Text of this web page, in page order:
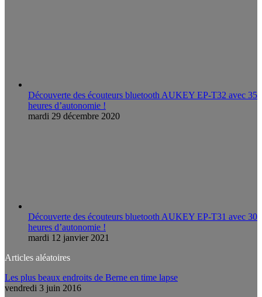
Découverte des écouteurs bluetooth AUKEY EP-T32 avec 35
heures d’autonomie !
mardi 29 décembre 2020
Découverte des écouteurs bluetooth AUKEY EP-T31 avec 30
heures d’autonomie !
mardi 12 janvier 2021
Articles aléatoires
Les plus beaux endroits de Berne en time lapse
vendredi 3 juin 2016